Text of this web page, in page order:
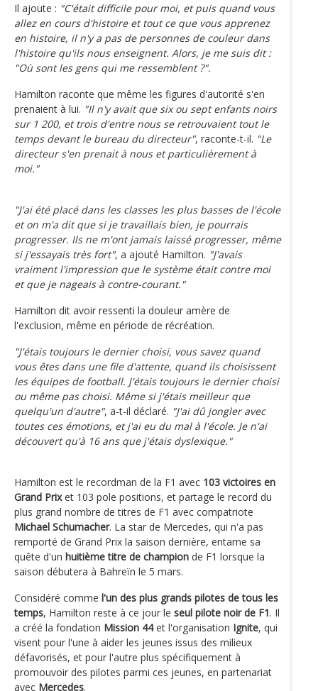
Il ajoute : "C'était difficile pour moi, et puis quand vous
allez en cours d'histoire et tout ce que vous apprenez
en histoire, il n'y a pas de personnes de couleur dans
l'histoire qu'ils nous enseignent. Alors, je me suis dit :
"Où sont les gens qui me ressemblent ?".
Hamilton raconte que même les figures d'autorité s'en
prenaient à lui. "Il n'y avait que six ou sept enfants noirs
sur 1 200, et trois d'entre nous se retrouvaient tout le
temps devant le bureau du directeur", raconte-t-il. "Le
directeur s'en prenait à nous et particulièrement à
moi."
"J'ai été placé dans les classes les plus basses de l'école
et on m'a dit que si je travaillais bien, je pourrais
progresser. Ils ne m'ont jamais laissé progresser, même
si j'essayais très fort", a ajouté Hamilton. "J'avais
vraiment l'impression que le système était contre moi
et que je nageais à contre-courant."
Hamilton dit avoir ressenti la douleur amère de
l'exclusion, même en période de récréation.
"J'étais toujours le dernier choisi, vous savez quand
vous êtes dans une file d'attente, quand ils choisissent
les équipes de football. J'étais toujours le dernier choisi
ou même pas choisi. Même si j'étais meilleur que
quelqu'un d'autre", a-t-il déclaré. "J'ai dû jongler avec
toutes ces émotions, et j'ai eu du mal à l'école. Je n'ai
découvert qu'à 16 ans que j'étais dyslexique."
Hamilton est le recordman de la F1 avec 103 victoires en
Grand Prixet 103 pole positions, et partage le record du
plus grand nombre de titres de F1 avec compatriote
Michael Schumacher. La star de Mercedes, qui n'a pas
remporté de Grand Prix la saison dernière, entame sa
quête d'un huitième titre de champion de F1 lorsque la
saison débutera à Bahreïn le 5 mars.
Considéré comme l'un des plus grands pilotes de tous les
temps, Hamilton reste à ce jour le seul pilote noir de F1. Il
a créé la fondation Mission 44et l'organisation Ignite, qui
visent pour l'une à aider les jeunes issus des milieux
défavorisés, et pour l'autre plus spécifiquement à
promouvoir des pilotes parmi ces jeunes, en partenariat
avec Mercedes.